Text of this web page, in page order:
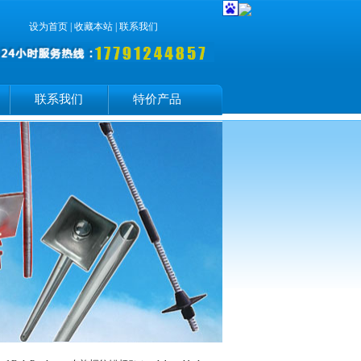
设为首页 收藏本站 联系我们
联系我们 特价产品